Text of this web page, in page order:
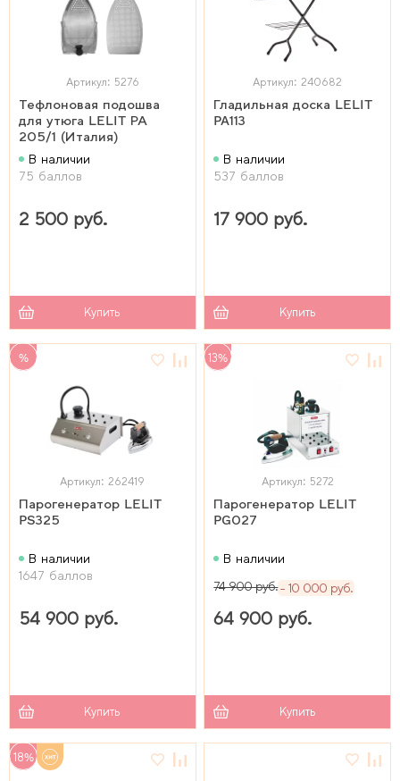
Артикул: 5276
Тефлоновая подошва
для утюга LELIT РА
205/1 (Италия)
В наличии
75 баллов
2 500 руб.
Купить
Артикул: 240682
Гладильная доска LELIT
PA113
В наличии
537 баллов
17 900 руб.
Купить
%
Артикул: 262419
Парогенератор LELIT
PS325
В наличии
1647 баллов
54 900 руб.
Купить
13%
Артикул: 5272
Парогенератор LELIT
PG027
В наличии
74 900 руб.
10 000 руб.
64 900 руб.
Купить
18%